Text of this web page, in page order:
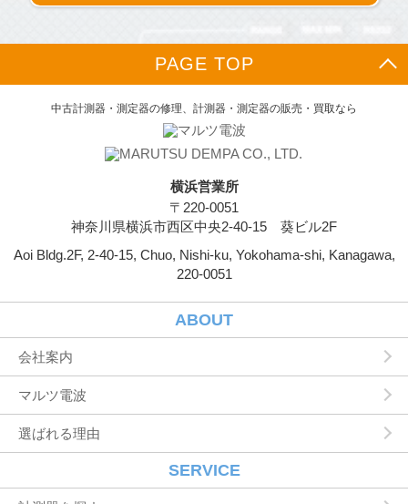
PAGE TOP
中古計測器・測定器の修理、計測器・測定器の販売・買取なら
横浜営業所
〒220-0051
神奈川県横浜市西区中央2-40-15 葵ビル2F
Aoi Bldg.2F, 2-40-15, Chuo, Nishi-ku, Yokohama-shi, Kanagawa,
220-0051
ABOUT
会社案内
マルツ電波
選ばれる理由
SERVICE